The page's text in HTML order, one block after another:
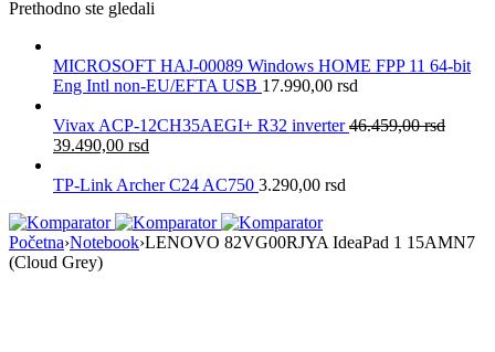
Prethodno ste gledali
MICROSOFT HAJ-00089 Windows HOME FPP 11 64-bit
Eng Intl non-EU/EFTA USB 17.990,00 rsd
Vivax ACP-12CH35AEGI+ R32 inverter46.459,00rsd
39.490,00 rsd
TP-Link Archer C24 AC750 3.290,00 rsd
Početna›Notebook›LENOVO 82VG00RJYA IdeaPad 1 15AMN7
(Cloud Grey)